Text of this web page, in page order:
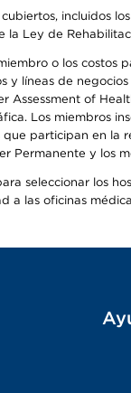
incluidos
la Ley de
o los
líneas de
of
Los miembros
participan en
Permanente y
seleccionar los
las oficinas